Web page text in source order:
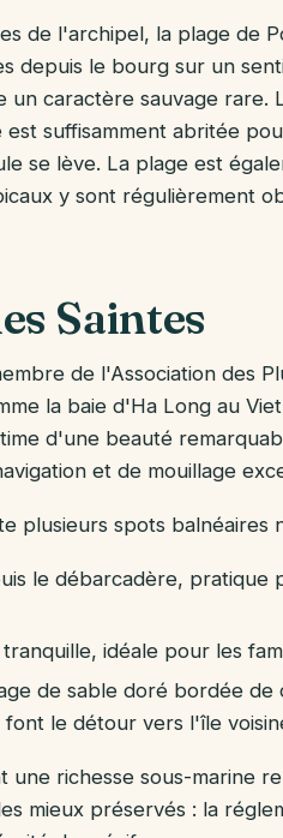
de l'archipel, la plage de
depuis le bourg sur un
caractère sauvage rare.
suffisamment abritée
se lève. La plage est
y sont régulièrement
Saintes
de l'Association des
la baie d'Ha Long au
d'une beauté
et de mouillage
plusieurs spots balnéaires
le débarcadère, pratique
idéale pour les
de sable doré bordée de
le détour vers l'île
une richesse sous-marine
mieux préservés : la